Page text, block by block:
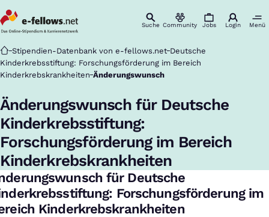
Suche Community Jobs Login Menü
Startseite
Stipendien-Datenbank von e-fellows.net Deutsche
Kinderkrebsstiftung: Forschungsförderung im Bereich
Kinderkrebskrankheiten Änderungswunsch
Änderungswunsch für Deutsche
Kinderkrebsstiftung:
Forschungsförderung im Bereich
Kinderkrebskrankheiten
für Deutsche
Forschungsförderung im
Kinderkrebskrankheiten